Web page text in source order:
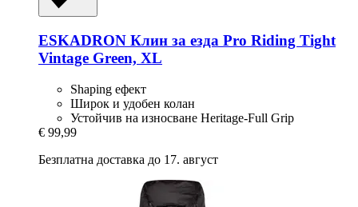
ESKADRON Клин за езда Pro Riding Tight
Vintage Green, XL
Shaping ефект
Широк и удобен колан
Устойчив на износване Heritage-Full Grip
€ 99,99
Безплатна доставка до 17. август